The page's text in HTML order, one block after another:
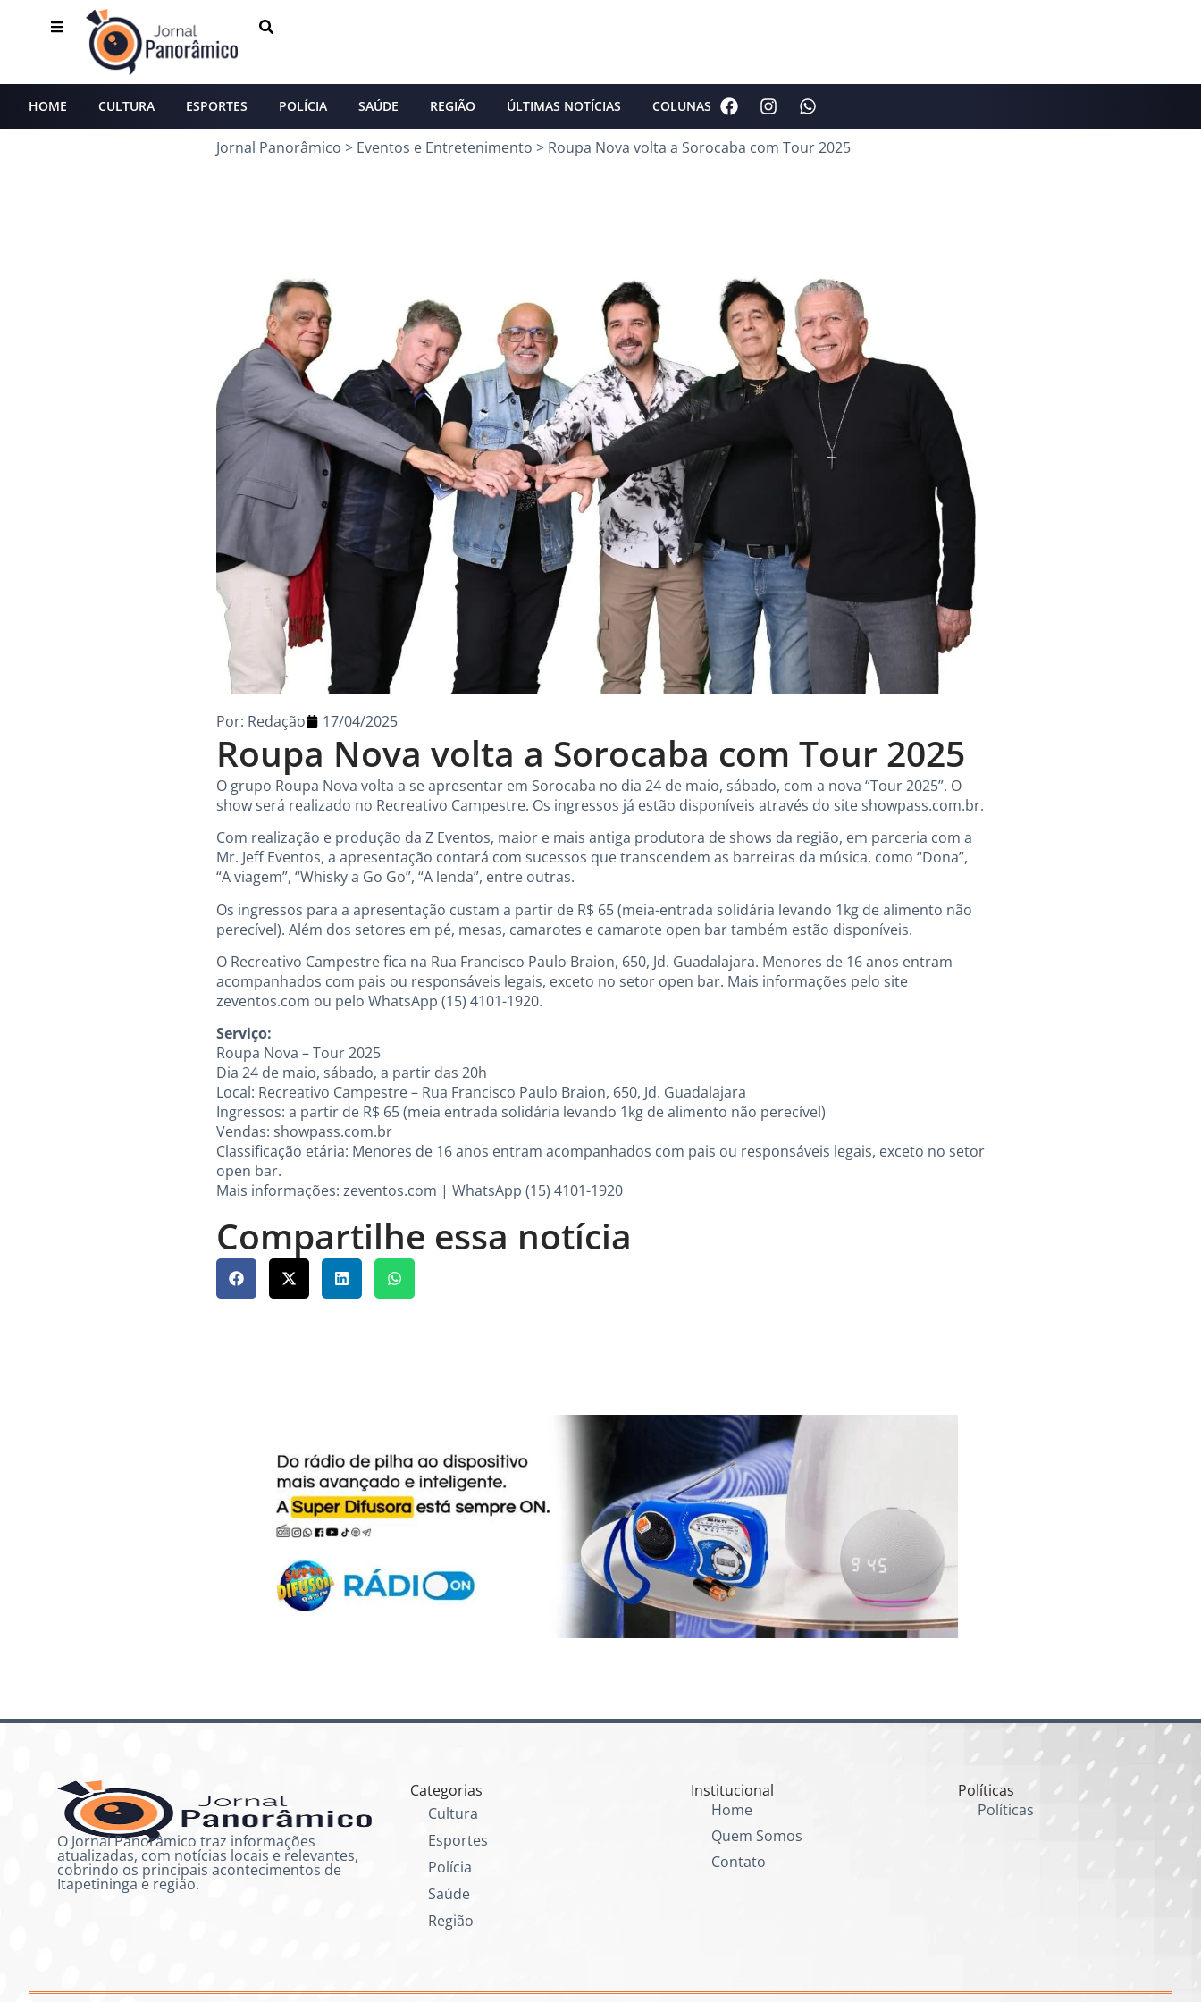
HOME CULTURA ESPORTES POLÍCIA SAÚDE REGIÃO ÚLTIMAS NOTÍCIAS COLUNAS
Jornal Panorâmico > Eventos e Entretenimento > Roupa Nova volta a Sorocaba com Tour 2025
Roupa Nova volta a Sorocaba com Tour 2025
Por: Redação 17/04/2025
O grupo Roupa Nova volta a se apresentar em Sorocaba no dia 24 de maio, sábado, com a nova “Tour 2025”. O
show será realizado no Recreativo Campestre. Os ingressos já estão disponíveis através do site showpass.com.br.
Com realização e produção da Z Eventos, maior e mais antiga produtora de shows da região, em parceria com a
Mr. Jeff Eventos, a apresentação contará com sucessos que transcendem as barreiras da música, como “Dona”,
“A viagem”, “Whisky a Go Go”, “A lenda”, entre outras.
Os ingressos para a apresentação custam a partir de R$ 65 (meia-entrada solidária levando 1kg de alimento não
perecível). Além dos setores em pé, mesas, camarotes e camarote open bar também estão disponíveis.
O Recreativo Campestre fica na Rua Francisco Paulo Braion, 650, Jd. Guadalajara. Menores de 16 anos entram
acompanhados com pais ou responsáveis legais, exceto no setor open bar. Mais informações pelo site
zeventos.com ou pelo WhatsApp (15) 4101-1920.
Serviço:
Roupa Nova – Tour 2025
Dia 24 de maio, sábado, a partir das 20h
Local: Recreativo Campestre – Rua Francisco Paulo Braion, 650, Jd. Guadalajara
Ingressos: a partir de R$ 65 (meia entrada solidária levando 1kg de alimento não perecível)
Vendas: showpass.com.br
Classificação etária: Menores de 16 anos entram acompanhados com pais ou responsáveis legais, exceto no setor
open bar.
Mais informações: zeventos.com | WhatsApp (15) 4101-1920
Compartilhe essa notícia
O Jornal Panorâmico traz informações
atualizadas, com notícias locais e relevantes,
cobrindo os principais acontecimentos de
Itapetininga e região.
Categorias
Cultura
Esportes
Polícia
Saúde
Região
Institucional
Home
Quem Somos
Contato
Políticas
Políticas